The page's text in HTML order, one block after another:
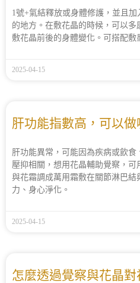
1號+氣結釋放或身體修護，並且
的地方。在敷花晶的時候，可以
敷花晶前後的身體變化。可搭配敷
2025-04-15
肝功能指數高，可以做
肝功能異常，可能因為疾病或飲
壓抑相關，想用花晶輔助覺察，可
與花霜調成萬用霜敷在關節淋巴
力、身心淨化。
2025-04-15
怎麼透過覺察與花晶